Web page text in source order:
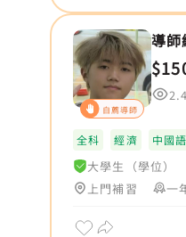
自薦導師
導
全科 經濟 中國
大學生（學位）
上門補習
一